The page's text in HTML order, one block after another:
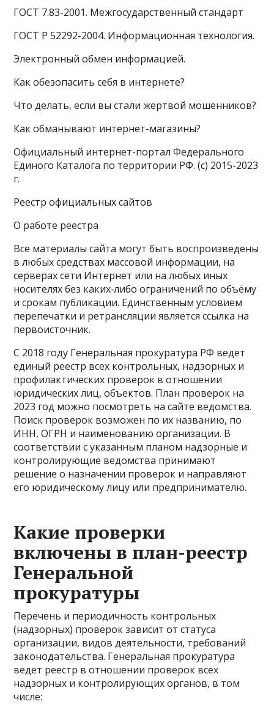
ГОСТ 7.83-2001. Межгосударственный стандарт
ГОСТ Р 52292-2004. Информационная технология.
Электронный обмен информацией.
Как обезопасить себя в интернете?
Что делать, если вы стали жертвой мошенников?
Как обманывают интернет-магазины?
Официальный интернет-портал Федерального
Единого Каталога по территории РФ. (с) 2015-2023
г.
Реестр официальных сайтов
О работе реестра
Все материалы сайта могут быть воспроизведены
в любых средствах массовой информации, на
серверах сети Интернет или на любых иных
носителях без каких‑либо ограничений по объёму
и срокам публикации. Единственным условием
перепечатки и ретрансляции является ссылка на
первоисточник.
С 2018 году Генеральная прокуратура РФ ведет
единый реестр всех контрольных, надзорных и
профилактических проверок в отношении
юридических лиц, объектов. План проверок на
2023 год можно посмотреть на сайте ведомства.
Поиск проверок возможен по их названию, по
ИНН, ОГРН и наименованию организации. В
соответствии с указанным планом надзорные и
контролирующие ведомства принимают
решение о назначении проверок и направляют
его юридическому лицу или предпринимателю.
Какие проверки
включены в план-реестр
Генеральной
прокуратуры
Перечень и периодичность контрольных
(надзорных) проверок зависит от статуса
организации, видов деятельности, требований
законодательства. Генеральная прокуратура
ведет реестр в отношении проверок всех
надзорных и контролирующих органов, в том
числе: